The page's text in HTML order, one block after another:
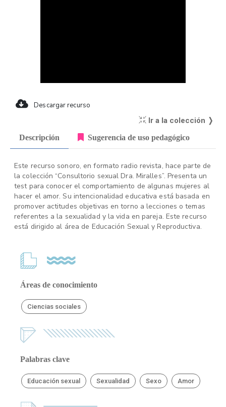
Descargar recurso
Ir a la colección ❭
Descripción Sugerencia de uso pedagógico
Este recurso sonoro, en formato radio revista, hace parte de
la colección “Consultorio sexual Dra. Miralles”. Presenta un
test para conocer el comportamiento de algunas mujeres al
hacer el amor. Su intencionalidad educativa está basada en
promover actitudes objetivas en torno a lecciones o temas
referentes a la sexualidad y la vida en pareja. Este recurso
está dirigido al área de Educación Sexual y Reproductiva.
Áreas de conocimiento
Ciencias sociales
Palabras clave
Educación sexual Sexualidad Sexo Amor